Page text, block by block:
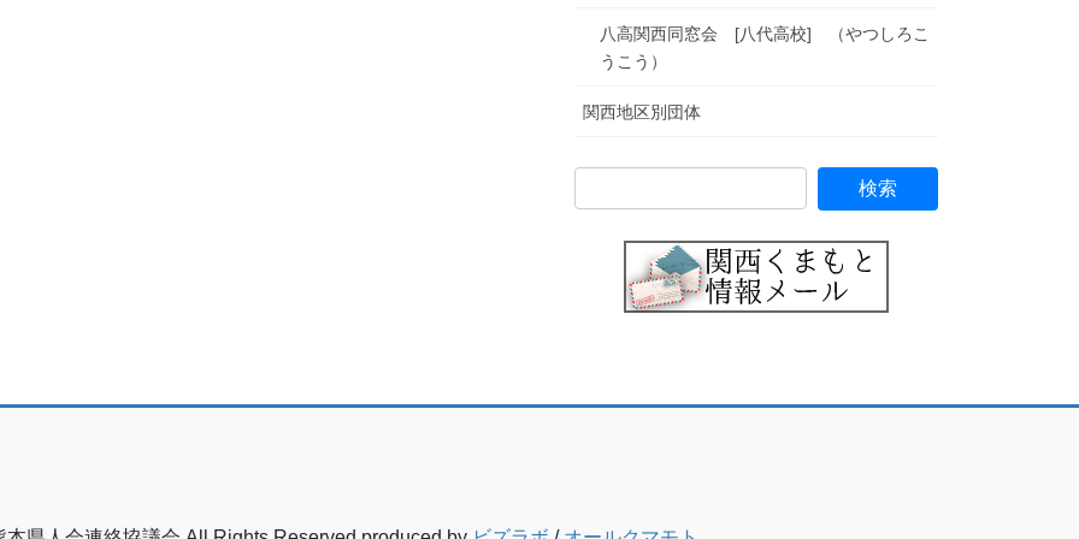
八高関西同窓会 [八代高校] （やつしろこ
うこう）
関西地区別団体